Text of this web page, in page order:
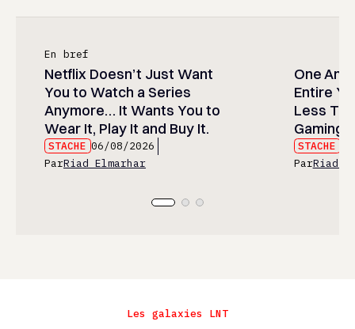
En bref
Netflix Doesn’t Just Want
You to Watch a Series
Anymore… It Wants You to
Wear It, Play It and Buy It.
STACHE 06/08/2026
ParRiad Elmarhar
One
Entire
Less
Gaming
STACHE
ParRiad
Les galaxies LNT